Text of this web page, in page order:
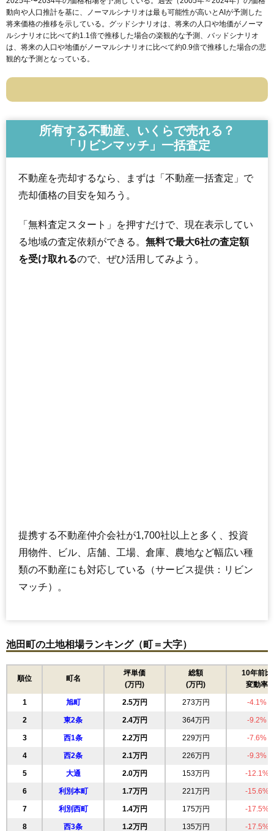
動向や人口推計を基に、ノーマルシナリオは最も可能性が高いとAIが予測した
将来価格の推移を示している。グッドシナリオは、将来の人口や地価がノーマ
ルシナリオに比べて約1.1倍で推移した場合の楽観的な予測、バッドシナリオ
は、将来の人口や地価がノーマルシナリオに比べて約0.9倍で推移した場合の悲
観的な予測となっている。
所有する不動産、いくらで売れる？
「リビンマッチ」一括査定
不動産を売却するなら、まずは「不動産一括査定」で
売却価格の目安を知ろう。
「無料査定スタート」を押すだけで、現在表示してい
る地域の査定依頼ができる。 無料で最大6社の査定額
を受け取れるので、ぜひ活用してみよう。
提携する不動産仲介会社が1,700社以上と多く、投資
用物件、ビル、店舗、工場、倉庫、農地など幅広い種
類の不動産にも対応している（サービス提供：リビン
マッチ）。
池田町の土地相場ランキング（町＝大字）
順位 町名
坪単価
(万円)
総額
(万円)
10年前比
変動率
1 旭町 2.5万円 273万円 -4.1%
2 東2条 2.4万円 364万円 -9.2%
3 西1条 2.2万円 229万円 -7.6%
4 西2条 2.1万円 226万円 -9.3%
5 大通 2.0万円 153万円 -12.1%
6 利別本町 1.7万円 221万円 -15.6%
7 利別西町 1.4万円 175万円 -17.5%
8 西3条 1.2万円 135万円 -17.5%